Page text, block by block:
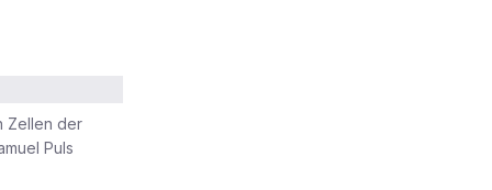
Zellen der
Puls